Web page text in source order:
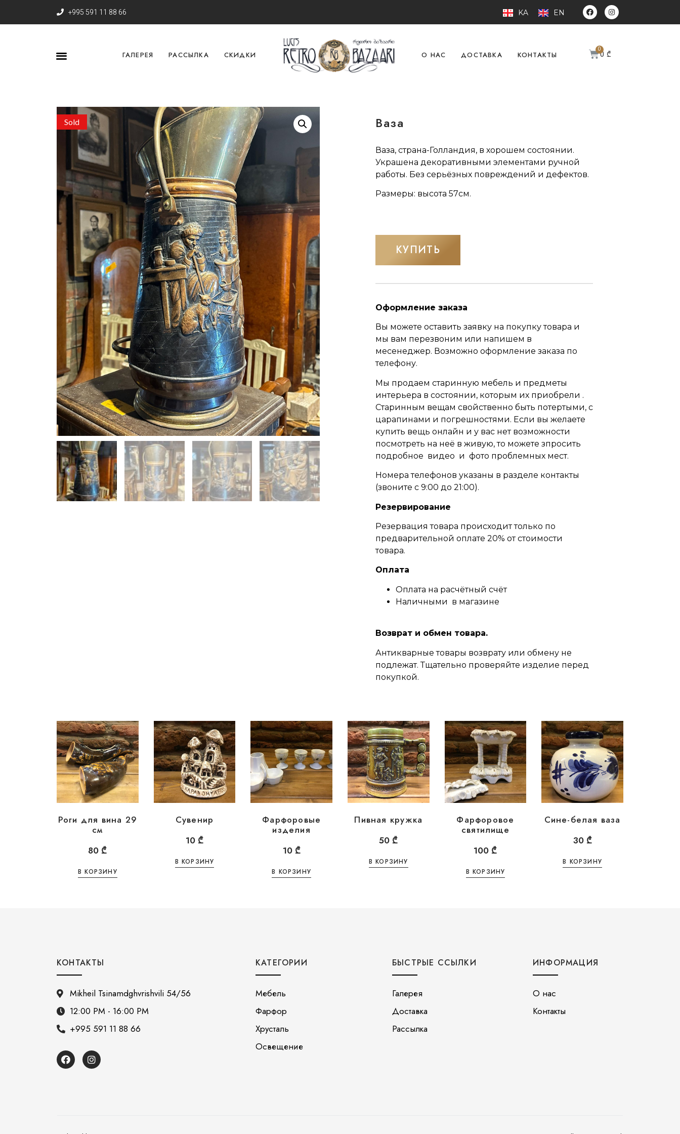
+995 591 11 88 66 KA EN
ГАЛЕРЕЯ РАССЫЛКА СКИДКИ О НАС ДОСТАВКА КОНТАКТЫ 0₾
Sold Ваза
Ваза, страна-Голландия, в хорошем состоянии.
Украшена декоративными элементами ручной
работы. Без серьёзных повреждений и дефектов.
Размеры: высота 57см.
КУПИТЬ
Оформление заказа
Вы можете оставить заявку на покупку товара и
мы вам перезвоним или напишем в
месенеджер. Возможно оформление заказа по
телефону.
Мы продаем старинную мебель и предметы
интерьера в состоянии, которым их приобрели .
Старинным вещам свойственно быть потертыми, с
царапинами и погрешностями. Если вы желаете
купить вещь онлайн и у вас нет возможности
посмотреть на неё в живую, то можете зпросить
подробное видео и фото проблемных мест.
Номера телефонов указаны в разделе контакты
(звоните c 9:00 до 21:00).
Резервирование
Резервация товара происходит только по
предварительной оплате 20% от стоимости
товара.
Оплата
Оплата на расчётный счёт
Наличными в магазине
Возврат и обмен товара.
Антикварные товары возврату или обмену не
подлежат. Тщательно проверяйте изделие перед
покупкой.
Роги для вина 29
см
80 ₾
В КОРЗИНУ
Сувенир
10 ₾
В КОРЗИНУ
Фарфоровые
изделия
10 ₾
В КОРЗИНУ
Пивная кружка
50 ₾
В КОРЗИНУ
Фарфоровое
святилище
100 ₾
В КОРЗИНУ
Сине-белая ваза
30 ₾
В КОРЗИНУ
КОНТАКТЫ
Mikheil Tsinamdghvrishvili 54/56
12:00 PM - 16:00 PM
+995 591 11 88 66
КАТЕГОРИИ
Мебель
Фарфор
Хрусталь
Освещение
БЫСТРЫЕ ССЫЛКИ
Галерея
Доставка
Рассылка
ИНФОРМАЦИЯ
О нас
Контакты